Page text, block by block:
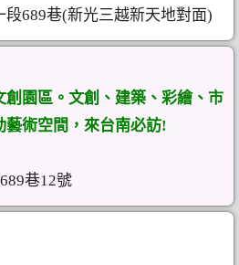
689巷(新光三越新天地對面)
創園區。文創、建築、彩繪、市
藝術空間，來台南必訪!
巷12號